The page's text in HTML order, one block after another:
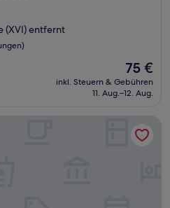
(XVI) entfernt
Der
Preis
beträgt
75 €
inkl. Steuern & Gebühren
11. Aug.–12. Aug.